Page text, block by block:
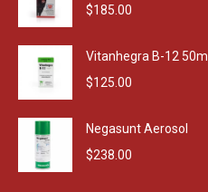
$185.00
Vitanhegra B-12 50ml
$125.00
Negasunt Aerosol
$238.00